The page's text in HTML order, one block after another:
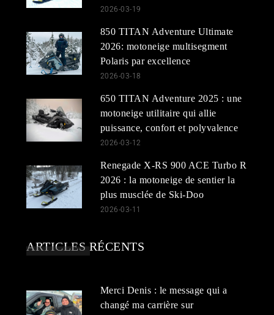
2026-03-19
850 TITAN Adventure Ultimate
2026: motoneige multisegment
Polaris par excellence
2026-03-18
650 TITAN Adventure 2025 : une
motoneige utilitaire qui allie
puissance, confort et polyvalence
2026-03-12
Renegade X-RS 900 ACE Turbo R
2026 : la motoneige de sentier la
plus musclée de Ski-Doo
2026-03-11
ARTICLES RÉCENTS
Merci Denis : le message qui a
changé ma carrière sur